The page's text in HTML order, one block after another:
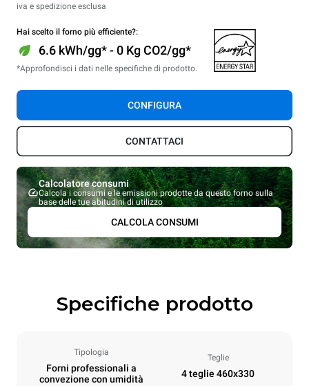
iva e spedizione esclusa
Hai scelto il forno più efficiente?:
6.6 kWh/gg* - 0 Kg CO2/gg*
*Approfondisci i dati nelle specifiche di prodotto.
CONFIGURA
CONTATTACI
Calcolatore consumi
Calcola i consumi e le emissioni prodotte da questo forno sulla
base delle tue abitudini di utilizzo
CALCOLA CONSUMI
Specifiche prodotto
Tipologia
Forni professionali a
convezione con umidità
Teglie
4 teglie 460x330